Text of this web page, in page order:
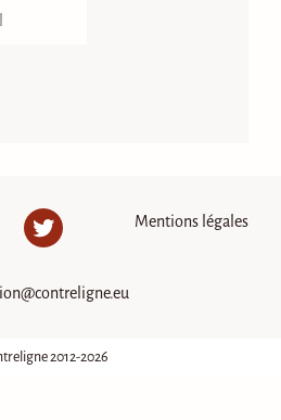
Twitter Mentions légales
2012-2026